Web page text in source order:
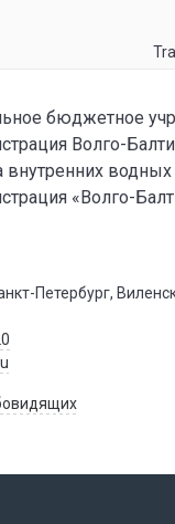
бюджетное
Волго-
внутренних
«Волго-
Петербург,